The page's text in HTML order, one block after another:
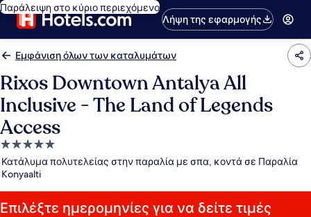
Παράλειψη στο κύριο περιεχόμενο
Λήψη της εφαρμογής
Εμφάνιση όλων των καταλυμάτων
Rixos Downtown Antalya All
Inclusive - The Land of Legends
Access
Κατάλυμα
με
5.0
αστέρια
Κατάλυμα πολυτελείας στην παραλία με σπα, κοντά σε Παραλία
Konyaalti
Επιλέξτε ημερομηνίες για να δείτε τιμές